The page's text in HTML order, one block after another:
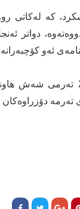
کە لەکاتی
دواتر
ئەو
لە دوای
دۆزراوەکان